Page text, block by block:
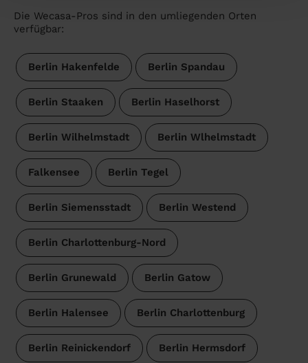
Die Wecasa-Pros sind in den umliegenden Orten
verfügbar:
Berlin Hakenfelde Berlin Spandau
Berlin Staaken Berlin Haselhorst
Berlin Wilhelmstadt Berlin Wlhelmstadt
Falkensee Berlin Tegel
Berlin Siemensstadt Berlin Westend
Berlin Charlottenburg-Nord
Berlin Grunewald Berlin Gatow
Berlin Halensee Berlin Charlottenburg
Berlin Reinickendorf Berlin Hermsdorf